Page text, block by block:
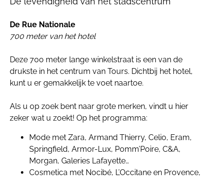
De Rue Nationale
700 meter van het hotel
Deze 700 meter lange winkelstraat is een van de
drukste in het centrum van Tours. Dichtbij het hotel,
kunt u er gemakkelijk te voet naartoe.
Als u op zoek bent naar grote merken, vindt u hier
zeker wat u zoekt! Op het programma:
Mode met Zara, Armand Thierry, Celio, Eram,
Springfield, Armor-Lux, Pomm’Poire, C&A,
Morgan, Galeries Lafayette…
Cosmetica met Nocibé, L’Occitane en Provence,